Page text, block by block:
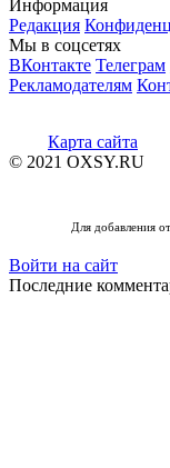
Информация
Редакция
Мы в соцсетях
ВКонтакте Телеграм
Рекламодателям
Карта сайта
© 2021 OXSY.RU
Для добавления
Войти на сайт
Последние